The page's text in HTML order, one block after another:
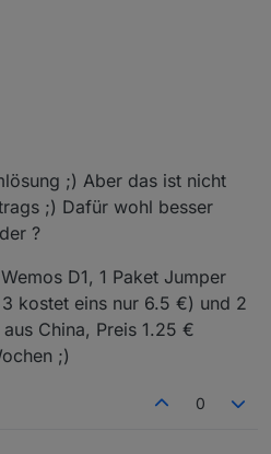
;) Aber das ist nicht
;) Dafür wohl besser
?
D1, 1 Paket Jumper
kostet eins nur 6.5 €) und 2
China, Preis 1.25 €
;)
0